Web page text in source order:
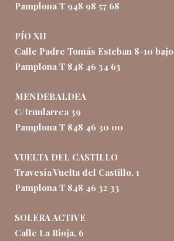
Pamplona T 948 98 57 68
PÍO XII
Calle Padre Tomás Esteban 8-10 bajo
Pamplona T 848 46 34 63
MENDEBALDEA
C/Irunlarrea 39
Pamplona T 848 46 30 00
VUELTA DEL CASTILLO
Travesía Vuelta del Castillo, 1
Pamplona T 848 46 32 33
SOLERA ACTIVE
Calle La Rioja, 6